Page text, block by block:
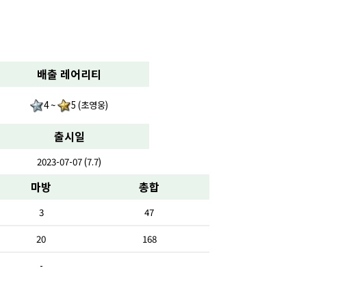
배출 레어리티
4 ~ 5 (초영웅)
출시일
2023-07-07 (7.7)
마방 총합
3 47
20 168
-